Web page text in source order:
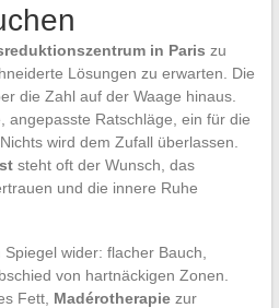
in Paris zu
Lösungen zu erwarten. Die
die Zahl auf der Waage hinaus.
angepasste Ratschläge, ein für die
wird dem Zufall überlassen.
steht oft der Wunsch, das
und die innere Ruhe
wider: flacher Bauch,
von hartnäckigen Zonen.
Fett, Madérotherapiezur